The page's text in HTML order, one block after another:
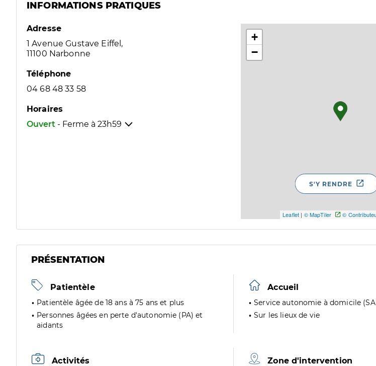
INFORMATIONS PRATIQUES
Adresse
1 Avenue Gustave Eiffel,
11100 Narbonne
Téléphone
04 68 48 33 58
Horaires
Ouvert - Ferme à 23h59
+
−
Leaflet | © MapTiler ©
S'Y RENDRE
PRÉSENTATION
Patientèle
Patientèle âgée de 18 ans à 75 ans et plus
Personnes âgées en perte d'autonomie (PA) et
aidants
Accueil
Service autonomie à domicile
Sur les lieux de vie
Activités Zone d'intervention